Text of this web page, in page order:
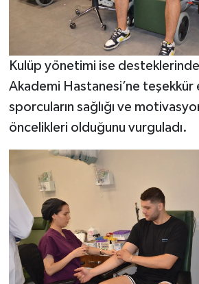
Kulüp yönetimi ise
Akademi Hastanesi’ne teşekkür
sporcuların sağlığı ve
öncelikleri olduğunu vurguladı.